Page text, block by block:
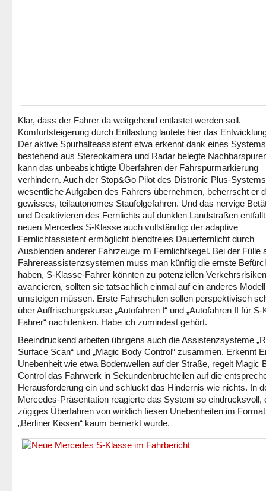
Klar, dass der Fahrer da weitgehend entlastet werden soll.
Komfortsteigerung durch Entlastung lautete hier das
Der aktive Spurhalteassistent etwa erkennt dank eines Systems
bestehend aus Stereokamera und Radar belegte
kann das unbeabsichtigte Überfahren der Fahrspurmarkierung
verhindern. Auch der Stop&Go Pilot des Distronic Plus-
wesentliche Aufgaben des Fahrers übernehmen, beherrscht er
gewisses, teilautonomes Staufolgefahren. Und das nervige
und Deaktivieren des Fernlichts auf dunklen Landstraßen
neuen Mercedes S-Klasse auch vollständig: der adaptive
Fernlichtassistent ermöglicht blendfreies Dauerfernlicht durch
Ausblenden anderer Fahrzeuge im Fernlichtkegel. Bei der Fülle
Fahrereassistenzsystemen muss man künftig die ernste
haben, S-Klasse-Fahrer könnten zu potenziellen Verkehrsrisiken
avancieren, sollten sie tatsächlich einmal auf ein anderes Modell
umsteigen müssen. Erste Fahrschulen sollen perspektivisch
über Auffrischungskurse „Autofahren I“ und „Autofahren II für S-
Fahrer“ nachdenken. Habe ich zumindest gehört.
Beeindruckend arbeiten übrigens auch die Assistenzsysteme
Surface Scan“ und „Magic Body Control“ zusammen. Erkennt
Unebenheit wie etwa Bodenwellen auf der Straße, regelt Magic
Control das Fahrwerk in Sekundenbruchteilen auf die
Herausforderung ein und schluckt das Hindernis wie nichts. In
Mercedes-Präsentation reagierte das System so eindrucksvoll,
zügiges Überfahren von wirklich fiesen Unebenheiten im
„Berliner Kissen“ kaum bemerkt wurde.